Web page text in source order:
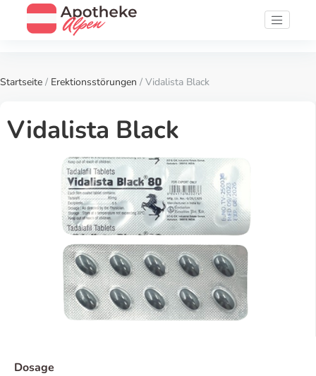
Startseite / Erektionsstörungen / Vidalista Black
Vidalista Black
Dosage